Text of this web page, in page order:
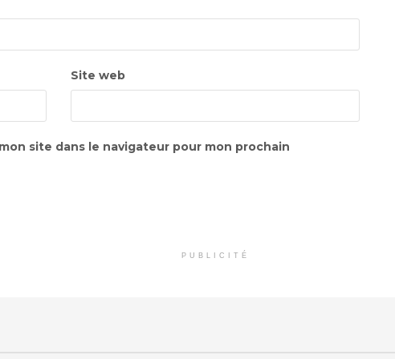
Site web
site dans le navigateur pour mon prochain
PUBLICITÉ